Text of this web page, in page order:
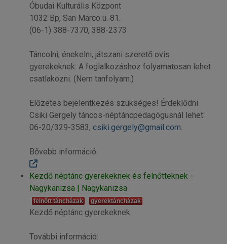
Óbudai Kulturális Központ
1032 Bp, San Marco u. 81.
(06-1) 388-7370, 388-2373
Táncolni, énekelni, játszani szerető ovis
gyerekeknek. A foglalkozáshoz folyamatosan lehet
csatlakozni. (Nem tanfolyam.)
Előzetes bejelentkezés szükséges! Érdeklődni
Csiki Gergely táncos-néptáncpedagógusnál lehet:
06-20/329-3583, csiki.gergely@gmail.com.
Bővebb információ:
Kezdő néptánc gyerekeknek és felnőtteknek -
Nagykanizsa | Nagykanizsa
felnőtt táncházak gyerektáncházak
Kezdő néptánc gyerekeknek
További információ: